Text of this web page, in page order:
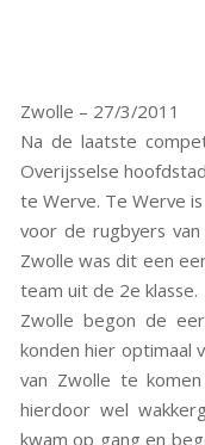
Zwolle – 27/3/2011
Na de laatste
Overijsselse
te Werve. Te Werve
voor de rugbyers
Zwolle was dit een
team uit de 2e klasse.
Zwolle begon de
konden hier optimaal
van Zwolle te
hierdoor wel
kwam op gang en